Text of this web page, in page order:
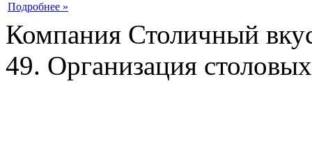
Подробнее »
Компания Столичный
49. Организация